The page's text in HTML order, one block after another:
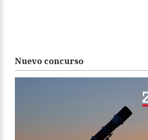
Nuevo concurso